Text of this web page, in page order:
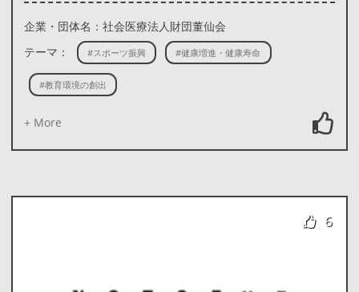
企業・団体名：社会医療法人財団董仙会
テーマ：
#スポーツ振興 #健康増進・健康寿命
#教育環境の創出
+ More
6